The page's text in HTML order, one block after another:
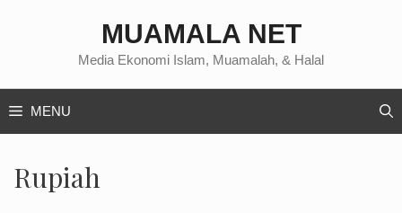
MUAMALA NET
Media Ekonomi Islam, Muamalah, & Halal
MENU
Rupiah